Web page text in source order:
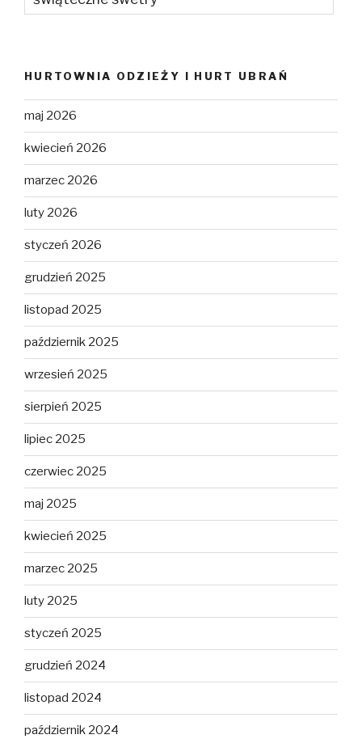
HURTOWNIA ODZIEŻY I HURT UBRAŃ
maj 2026
kwiecień 2026
marzec 2026
luty 2026
styczeń 2026
grudzień 2025
listopad 2025
październik 2025
wrzesień 2025
sierpień 2025
lipiec 2025
czerwiec 2025
maj 2025
kwiecień 2025
marzec 2025
luty 2025
styczeń 2025
grudzień 2024
listopad 2024
październik 2024